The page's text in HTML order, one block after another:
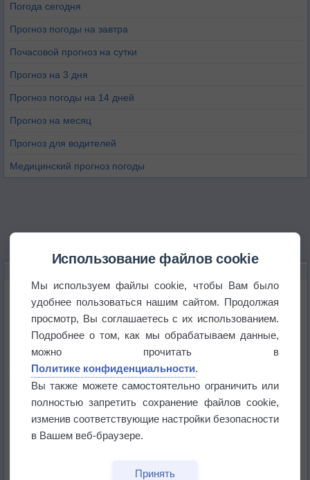
Погода сегодня
Прогноз погоды на завтра
Почасовой прогноз на сутки
Прогноз на 3 дня
Прогноз погоды на 14 дней
Прогноз на месяц
Прогноз для водителей
Медицинский прогноз погоды
Максимум лета не сдаётся
Космическая погода влияет на транспорт
Приложение построит маршрут через тень
Атмосфера начала замерзать
Использование файлов cookie
Мы используем файлы cookie, чтобы Вам было
удобнее пользоваться нашим сайтом. Продолжая
просмотр, Вы соглашаетесь с их использованием.
Подробнее о том, как мы обрабатываем данные,
можно прочитать в
Политике конфиденциальности.
Вы также можете самостоятельно ограничить или
полностью запретить сохранение файлов cookie,
изменив соответствующие настройки безопасности
в Вашем веб-браузере.
Принять